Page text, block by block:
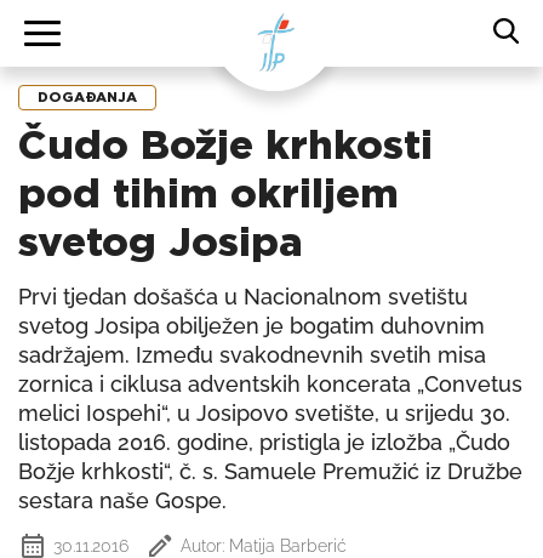
DOGAĐANJA
Čudo Božje krhkosti
pod tihim okriljem
svetog Josipa
Prvi tjedan došašća u Nacionalnom svetištu
svetog Josipa obilježen je bogatim duhovnim
sadržajem. Između svakodnevnih svetih misa
zornica i ciklusa adventskih koncerata „Convetus
melici Iospehi“, u Josipovo svetište, u srijedu 30.
listopada 2016. godine, pristigla je izložba „Čudo
Božje krhkosti“, č. s. Samuele Premužić iz Družbe
sestara naše Gospe.
30.11.2016 Autor: Matija Barberić